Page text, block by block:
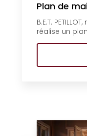
Plan de
B.E.T.
réalise un